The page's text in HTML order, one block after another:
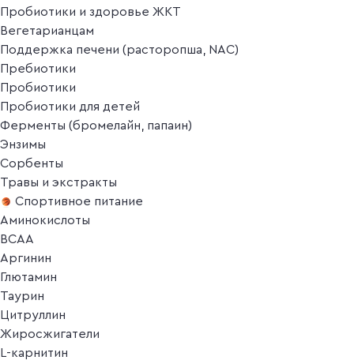
Пробиотики и здоровье ЖКТ
Вегетарианцам
Поддержка печени (расторопша, NAC)
Пребиотики
Пробиотики
Пробиотики для детей
Ферменты (бромелайн, папаин)
Энзимы
Сорбенты
Травы и экстракты
Спортивное питание
Аминокислоты
BCAA
Аргинин
Глютамин
Таурин
Цитруллин
Жиросжигатели
L-карнитин